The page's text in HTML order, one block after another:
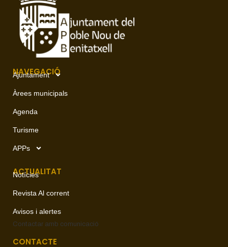
NAVEGACIÓ
Ajuntament
Àrees municipals
Agenda
Turisme
APPs
ACTUALITAT
Notícies
Revista Al corrent
Avisos i alertes
Contactar amb comunicació
CONTACTE